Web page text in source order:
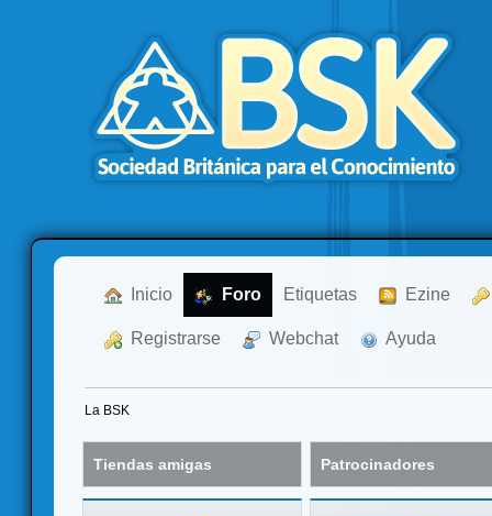
Inicio Foro Etiquetas Ezine
Registrarse Webchat Ayuda
La BSK
Tiendas amigas Patrocinadores